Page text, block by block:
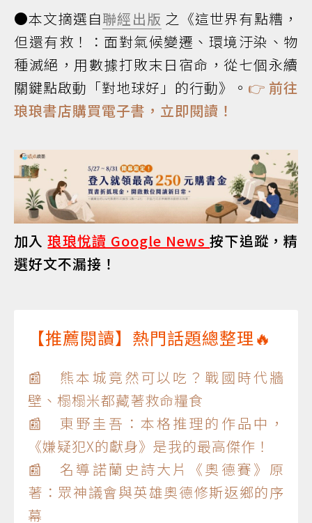
●本文摘選自聯經出版 之《這世界有點糟，
但還有救！：面對氣候變遷、環境汙染、物
種滅絕，用數據打敗末日宿命，從七個永續
關鍵點啟動「對地球好」的行動》。 👉 前往
琅琅書店購買電子書，立即閱讀！
加入琅琅悅讀 Google News按下追蹤，精
選好文不漏接！
【推薦閱讀】熱門話題總整理🔥
📰 熊本城竟然可以吃？戰國時代牆
壁、榻榻米都藏著救命糧食
📰 東野圭吾：本格推理的作品中，
《嫌疑犯X的獻身》是我的最高傑作！
📰 名導諾蘭史詩大片《奧德賽》原
著：眾神議會與英雄奧德修斯返鄉的序
幕